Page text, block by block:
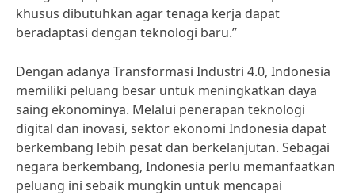
khusus dibutuhkan agar tenaga kerja dapat
beradaptasi dengan teknologi baru.”
Dengan adanya Transformasi Industri 4.0, Indonesia
memiliki peluang besar untuk meningkatkan daya
saing ekonominya. Melalui penerapan teknologi
digital dan inovasi, sektor ekonomi Indonesia dapat
berkembang lebih pesat dan berkelanjutan. Sebagai
negara berkembang, Indonesia perlu memanfaatkan
peluang ini sebaik mungkin untuk mencapai